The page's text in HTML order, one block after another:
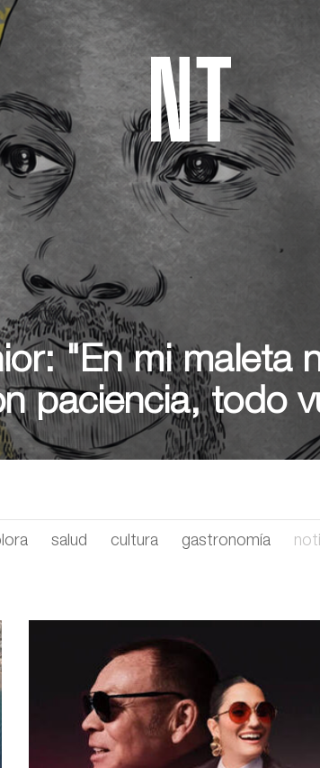
"En mi maleta
paciencia, todo
salud cultura gastronomía